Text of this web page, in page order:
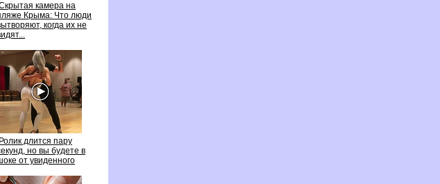
камера на
Крыма: Что люди
когда их не
Ролик длится пару
но вы будете
от увиденного